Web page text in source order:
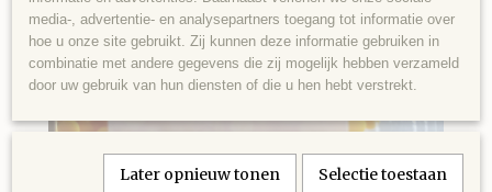
media-, advertentie- en analysepartners toegang tot informatie over
hoe u onze site gebruikt. Zij kunnen deze informatie gebruiken in
combinatie met andere gegevens die zij mogelijk hebben verzameld
door uw gebruik van hun diensten of die u hen hebt verstrekt.
Later opnieuw tonen Selectie toestaan